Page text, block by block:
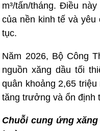
m³/tấn/tháng. Điều
của nền kinh tế và
tục.
Năm 2026, Bộ Công
nguồn xăng dầu tối
quân khoảng 2,65 triệu
tăng trưởng và ổn định
Chuỗi cung ứng